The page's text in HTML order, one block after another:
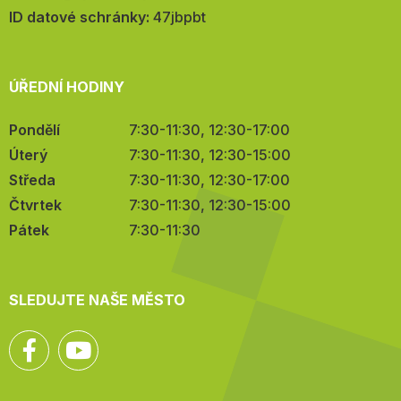
mail:
ID datové schránky: 47jbpbt
ÚŘEDNÍ HODINY
Pondělí
7:30-11:30, 12:30-17:00
Úterý
7:30-11:30, 12:30-15:00
Středa
7:30-11:30, 12:30-17:00
Čtvrtek
7:30-11:30, 12:30-15:00
Pátek
7:30-11:30
SLEDUJTE NAŠE MĚSTO
Facebook